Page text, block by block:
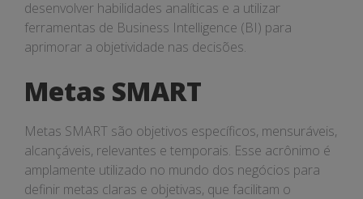
desenvolver habilidades analíticas e a utilizar
ferramentas de Business Intelligence (BI) para
aprimorar a objetividade nas decisões.
Metas SMART
Metas SMART são objetivos específicos, mensuráveis,
alcançáveis, relevantes e temporais. Esse acrônimo é
amplamente utilizado no mundo dos negócios para
definir metas claras e objetivas, que facilitam o